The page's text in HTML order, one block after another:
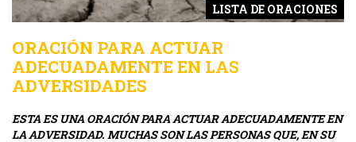
LISTA DE ORACIONES
ORACIÓN PARA ACTUAR
ADECUADAMENTE EN LAS
ADVERSIDADES
ESTA ES UNA ORACIÓN PARA ACTUAR ADECUADAMENTE EN
LA ADVERSIDAD. MUCHAS SON LAS PERSONAS QUE, EN SU